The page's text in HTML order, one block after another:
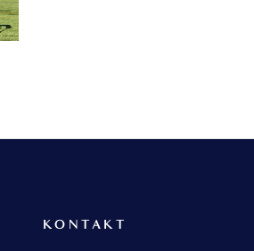
KONTAKT